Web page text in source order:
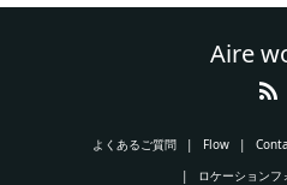
Aire
よくあるご質問 Flow
ロケーションフ